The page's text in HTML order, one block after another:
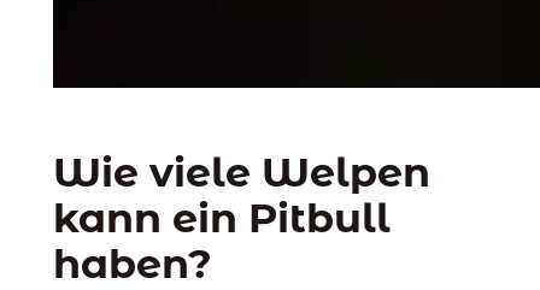
Wie viele Welpen
kann ein Pitbull
haben?